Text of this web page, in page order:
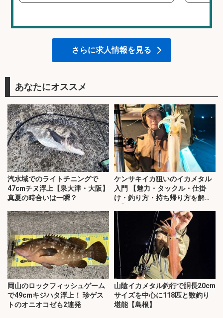
さらに求人情報を見る
あなたにオススメ
汽水域でのライトチニングで
47cmチヌ浮上【泉大津・大阪】
真夏の時合いは一瞬？
ケンサキイカ狙いのイカメタル
入門 【魅力・タックル・仕掛
け・釣り方・持ち帰り方を解
岡山のロックフィッシュゲーム
で49cmキジハタ浮上！ 珍ゲス
トのオニオコゼも2連発
山陰イカメタル釣行で胴長20cm
サイズを中心に118匹と数釣り
堪能【島根】